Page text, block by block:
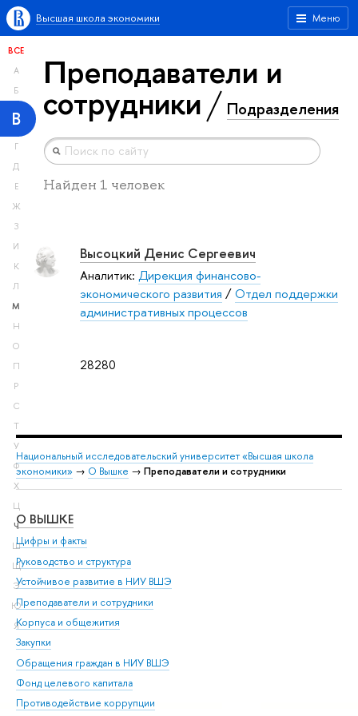
Меню
Высшая школа экономики
ВСЕ
А
Б
В
Г
Д
Е
Ж
З
И
К
Л
М
Н
О
П
Р
С
Т
У
Ф
Х
Ц
Ч
Ш
Щ
Э
Ю
Я
Преподаватели и
сотрудники Подразделения
Найден 1 человек
28280
Высоцкий Денис Сергеевич
Аналитик: Дирекция финансово-
экономического развития /Отдел поддержки
административных процессов
Национальный исследовательский университет «Высшая школа
экономики» → О Вышке → Преподаватели и сотрудники
О ВЫШКЕ
Цифры и факты
Руководство и структура
Устойчивое развитие в НИУ ВШЭ
Преподаватели и сотрудники
Корпуса и общежития
Закупки
Обращения граждан в НИУ ВШЭ
Фонд целевого капитала
Противодействие коррупции